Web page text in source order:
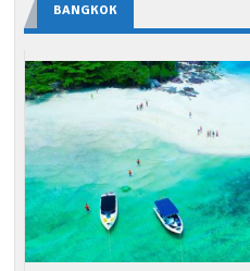
BANGKOK